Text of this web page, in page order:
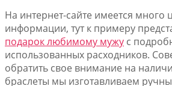
На интернет-сайте имеется много
информации, тут к примеру
подарок любимому мужу с
использованных расходников.
обратить свое внимание на
браслеты мы изготавливаем